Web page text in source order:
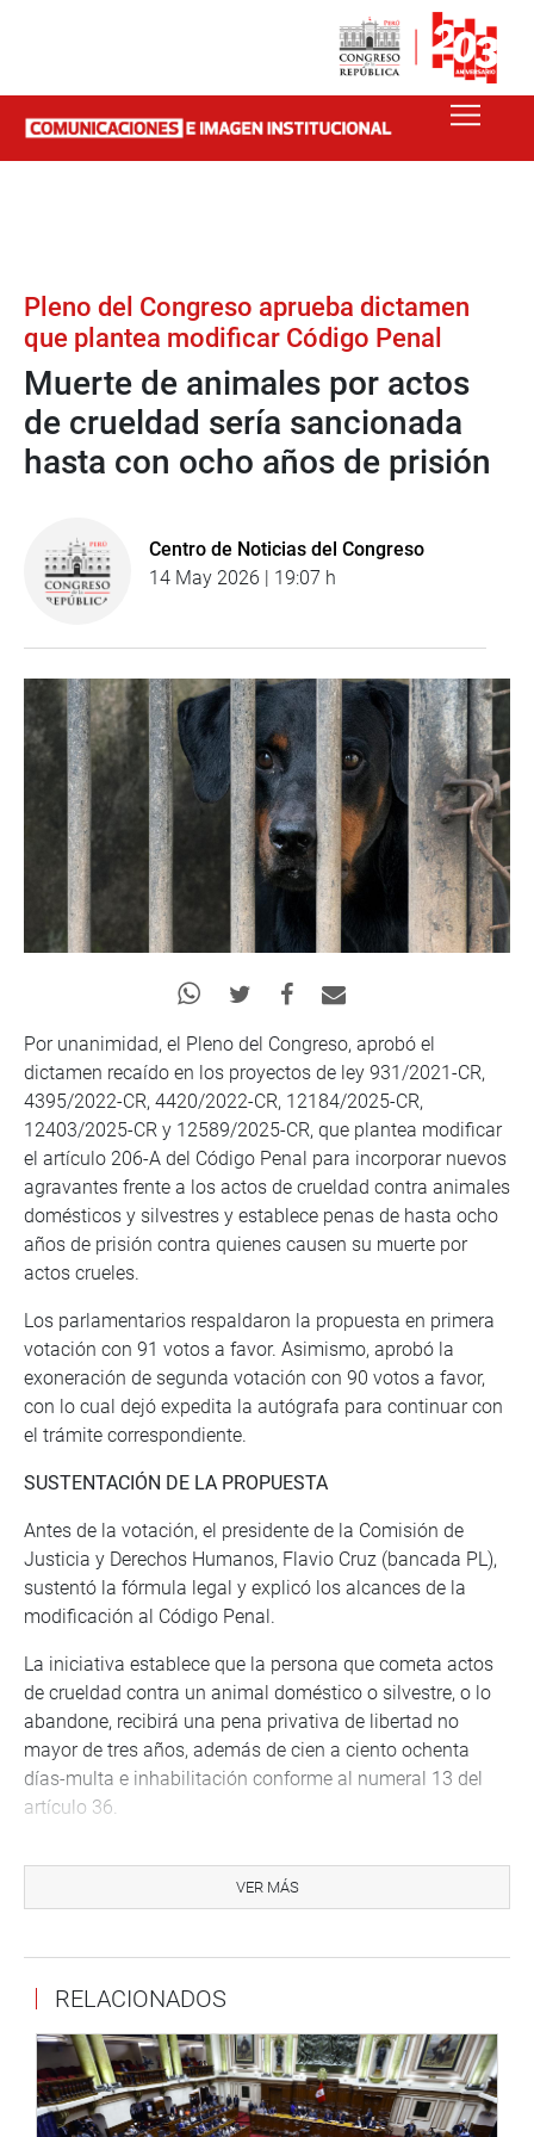
Pleno del Congreso aprueba dictamen
que plantea modificar Código Penal
Muerte de animales por actos
de crueldad sería sancionada
hasta con ocho años de prisión
Centro de Noticias del Congreso
14 May 2026 | 19:07 h
Por unanimidad, el Pleno del Congreso, aprobó el
dictamen recaído en los proyectos de ley 931/2021-CR,
4395/2022-CR, 4420/2022-CR, 12184/2025-CR,
12403/2025-CR y 12589/2025-CR, que plantea modificar
el artículo 206-A del Código Penal para incorporar nuevos
agravantes frente a los actos de crueldad contra animales
domésticos y silvestres y establece penas de hasta ocho
años de prisión contra quienes causen su muerte por
actos crueles.
Los parlamentarios respaldaron la propuesta en primera
votación con 91 votos a favor. Asimismo, aprobó la
exoneración de segunda votación con 90 votos a favor,
con lo cual dejó expedita la autógrafa para continuar con
el trámite correspondiente.
SUSTENTACIÓN DE LA PROPUESTA
Antes de la votación, el presidente de la Comisión de
Justicia y Derechos Humanos, Flavio Cruz (bancada PL),
sustentó la fórmula legal y explicó los alcances de la
modificación al Código Penal.
La iniciativa establece que la persona que cometa actos
de crueldad contra un animal doméstico o silvestre, o lo
abandone, recibirá una pena privativa de libertad no
mayor de tres años, además de cien a ciento ochenta
días-multa e inhabilitación conforme al numeral 13 del
artículo 36.
cuando concurran circunstancias agravantes. En esos
casos, la pena será no menor de cuatro ni mayor de seis
El texto sustitutorio considera como agravantes los actos
que ocasionen la pérdida o inutilidad de un sentido,
órgano o miembro principal del animal. También incluye
el uso de armas, fuego, veneno u otros medios que
incrementen su sufrimiento.
VER MÁS
RELACIONADOS